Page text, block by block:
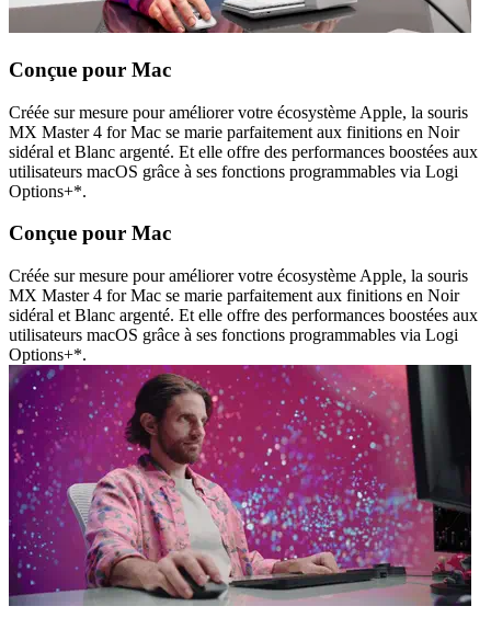
Conçue pour Mac
Créée sur mesure pour améliorer votre écosystème Apple, la souris
MX Master 4 for Mac se marie parfaitement aux finitions en Noir
sidéral et Blanc argenté. Et elle offre des performances boostées aux
utilisateurs macOS grâce à ses fonctions programmables via Logi
Options+*.
Conçue pour Mac
Créée sur mesure pour améliorer votre écosystème Apple, la souris
MX Master 4 for Mac se marie parfaitement aux finitions en Noir
sidéral et Blanc argenté. Et elle offre des performances boostées aux
utilisateurs macOS grâce à ses fonctions programmables via Logi
Options+*.